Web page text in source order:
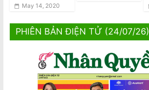
May 14, 2020
PHIÊN BẢN ĐIỆN TỬ (24/07/26)